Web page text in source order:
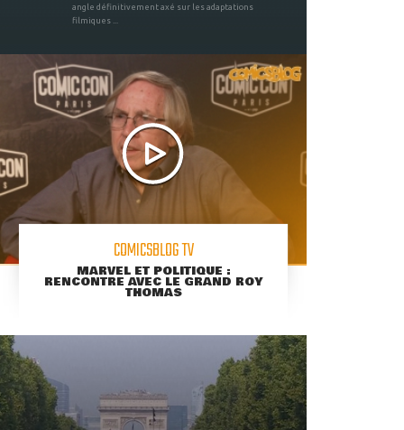
angle définitivement axé sur les adaptations
filmiques ...
COMICSBLOG TV
MARVEL ET POLITIQUE :
RENCONTRE AVEC LE GRAND ROY
THOMAS